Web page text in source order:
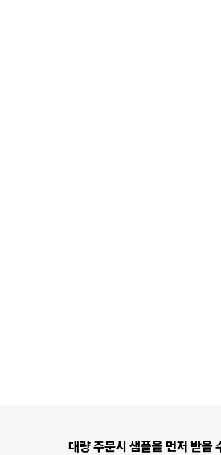
대량 주문시 샘플을 먼저 받을